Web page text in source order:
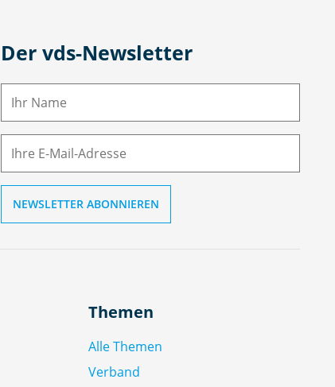
Der vds-Newsletter
N
M
Themen
Alle Themen
Verband